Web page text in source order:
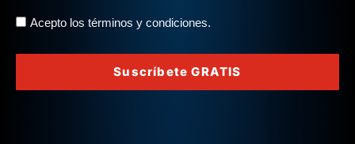
Acepto los términos y condiciones.
Suscríbete GRATIS